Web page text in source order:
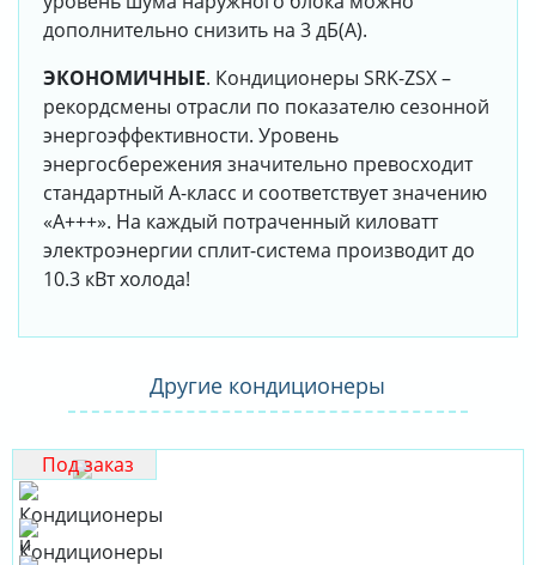
дополнительно снизить на 3 дБ(А).
ЭКОНОМИЧНЫЕ. Кондиционеры SRK-ZSX –
рекордсмены отрасли по показателю сезонной
энергоэффективности. Уровень
энергосбережения значительно превосходит
стандартный А-класс и соответствует значению
«А+++». На каждый потраченный киловатт
электроэнергии сплит-система производит до
10.3 кВт холода!
Другие кондиционеры
Под заказ